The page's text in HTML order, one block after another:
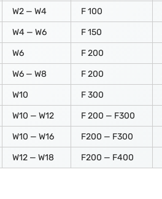
W2 — W4 F 100
W4 — W6 F 150
W6 F 200
W6 — W8 F 200
W10 F 300
W10 — W12 F 200 — F300
W10 — W16 F200 — F300
W12 — W18 F200 — F400